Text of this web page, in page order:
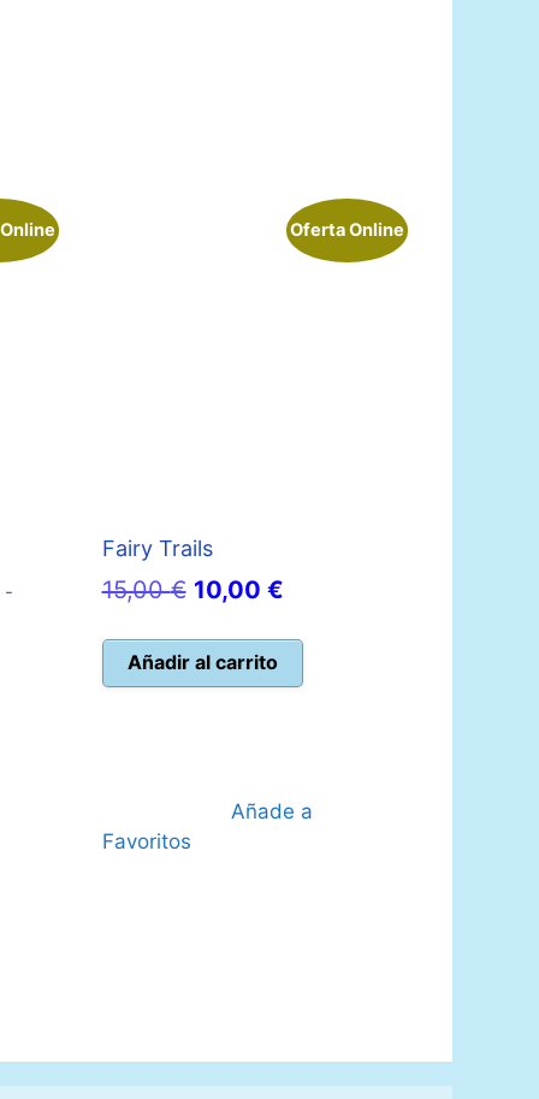
-
Oferta Online
Fairy Trails
15,00€ El
original
era:
10,00 €El
es:
Añadir al carrito
Añade a
Favoritos